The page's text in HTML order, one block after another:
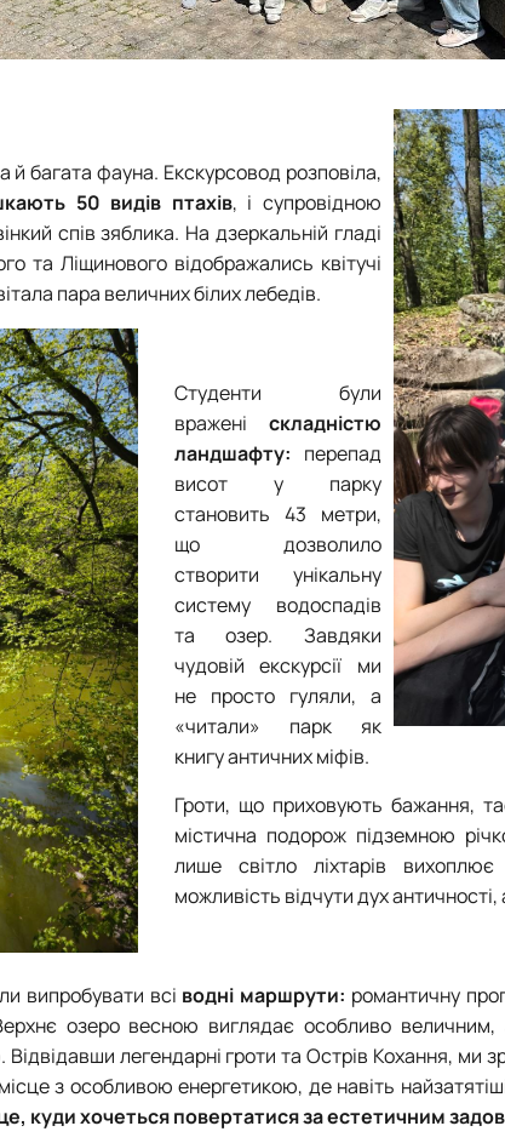
багата фауна. Екскурсовод розповіла,
50 видів птахів, і супровідною
спів зяблика. На дзеркальній гладі
та Ліщинового відображались квітучі
пара величних білих лебедів.
Студенти були
вражені складністю
ландшафту: перепад
висот у парку
становить 43 метри,
що дозволило
створити унікальну
систему водоспадів
та озер. Завдяки
чудовій екскурсії ми
не просто гуляли, а
«читали» парк як
книгу античних міфів.
Гроти, що приховують бажання,
містична подорож підземною
лише світло ліхтарів вихоплює
можливість відчути дух
випробувати всі водні маршрути: романтичну
озеро весною виглядає особливо величним,
легендарні гроти та Острів Кохання, ми
з особливою енергетикою, де навіть
куди хочеться повертатися за естетичним